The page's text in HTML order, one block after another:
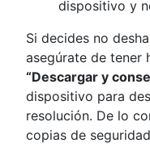
dispositivo y
Si decides no
asegúrate de tener
“Descargar y
dispositivo para
resolución. De lo
copias de